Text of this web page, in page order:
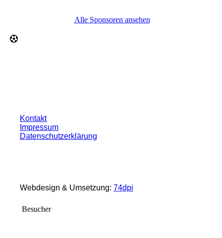
Alle Sponsoren ansehen
Kontakt
Impressum
Datenschutzerklärung
Webdesign & Umsetzung: 74dpi
Besucher